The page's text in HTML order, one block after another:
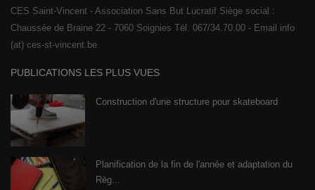
CES Saint-Vincent - Association Sans But Lucratif Siège social :
Chaussée de Braine 22 - 7060 Soignies Tél. 067/34.70.00 - Email info
(at) ces-st-vincent.be
PUBLICATIONS LES PLUS VUES
Construction d'une structure pour skateboard
Planification de la fin de l'année et adaptation du
Règ...